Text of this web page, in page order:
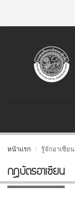
หน้าแรก รู้จักอาเซียน
กฎบัตรอาเซียน